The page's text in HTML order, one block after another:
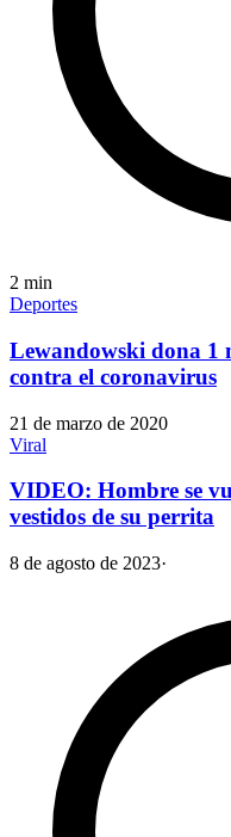
2 min
Deportes
Lewandowski dona 1
contra el coronavirus
21 de marzo de 2020
Viral
VIDEO: Hombre se
vestidos de su perrita
8 de agosto de 2023·